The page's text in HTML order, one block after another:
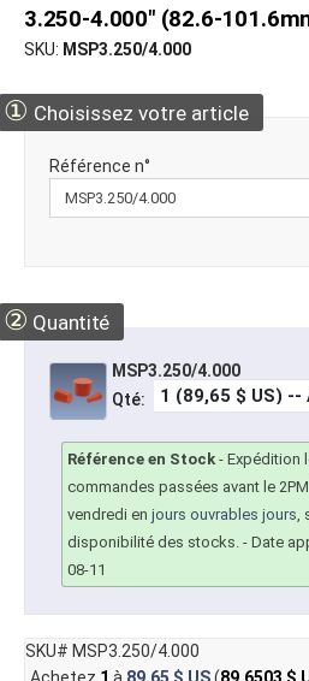
3.250-4.000" (82.6-
SKU MSP3.250/4.000
① Choisissez votre article
Référence n°
② Quantité
MSP3.250/4.000
Qté:
Référence en Stock - Expédition
commandes passées avant le
vendredi en jours ouvrables jours,
disponibilité des stocks. - Date
08-11
SKU# MSP3.250/4.000
Achetez 1 à 89,65 $ US(89,6503 $